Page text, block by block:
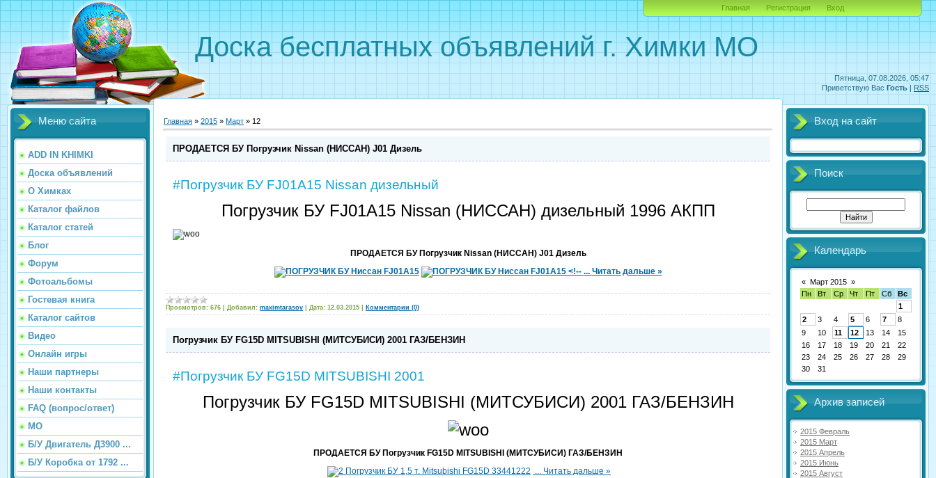
Пятница, 07.08.2026, 05:47
Приветствую Вас Гость | RSS
Доска бесплатных объявлений г. Химки МО
Главная Регистрация Вход
Меню сайта
ADD IN KHIMKI
Доска объявлений
О Химках
Каталог файлов
Каталог статей
Блог
Форум
Фотоальбомы
Гостевая книга
Каталог сайтов
Видео
Онлайн игры
Наши партнеры
Наши контакты
FAQ (вопрос/ответ)
МО
Б/У Двигатель Д3900 ...
Б/У Коробка от 1792 ...
Главная » 2015 » Март » 12
ПРОДАЕТСЯ БУ Погрузчик Nissan (НИССАН) J01 Дизель
#Погрузчик БУ FJ01A15 Nissan дизельный
Погрузчик БУ FJ01A15 Nissan (НИССАН) дизельный 1996 АКПП
ПРОДАЕТСЯ БУ Погрузчик Nissan (НИССАН) J01 Дизель
... Читать дальше »
Просмотров: 676 Добавил: maximtarasov Дата: 12.03.2015 Комментарии (0)
Погрузчик БУ FG15D MITSUBISHI (МИТСУБИСИ) 2001 ГАЗ/БЕНЗИН
#Погрузчик БУ FG15D MITSUBISHI 2001
Погрузчик БУ FG15D MITSUBISHI (МИТСУБИСИ) 2001 ГАЗ/БЕНЗИН
ПРОДАЕТСЯ БУ Погрузчик FG15D MITSUBISHI (МИТСУБИСИ) ГАЗ/БЕНЗИН
... Читать дальше »
Вход на сайт
Поиск
Календарь
« Март 2015 »
Пн
Вт Ср Чт Пт Сб
Вс
1
2
3 4 5 6 7
8
9
10 11 12 13 14
15
16
17 18 19 20 21
22
23
24 25 26 27 28
29
30
31
Архив записей
2015 Февраль
2015 Март
2015 Апрель
2015 Июнь
2015 Август